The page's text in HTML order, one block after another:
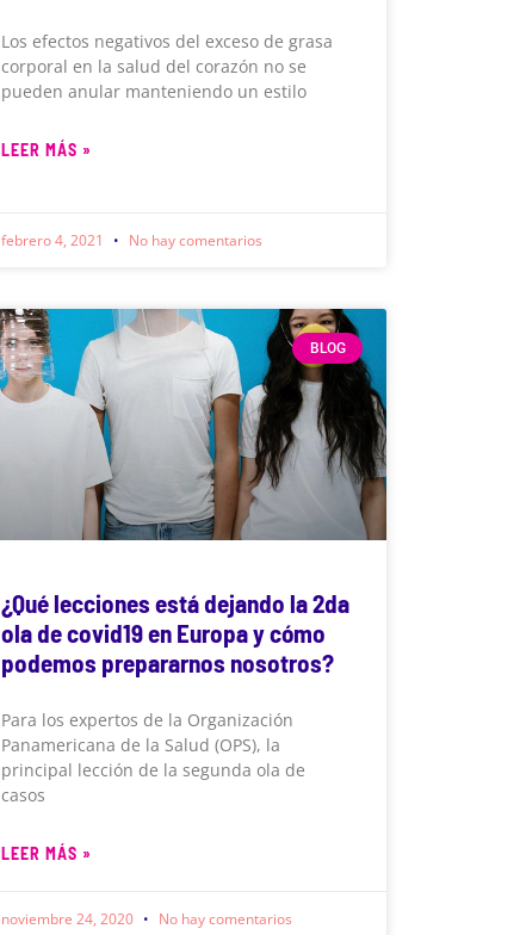
Los efectos negativos del exceso de grasa
corporal en la salud del corazón no se
pueden anular manteniendo un estilo
LEER MÁS »
febrero 4, 2021 No hay comentarios
BLOG
¿Qué lecciones está dejando la 2da
ola de covid19 en Europa y cómo
podemos prepararnos nosotros?
Para los expertos de la Organización
Panamericana de la Salud (OPS), la
principal lección de la segunda ola de
casos
LEER MÁS »
noviembre 24, 2020 No hay comentarios